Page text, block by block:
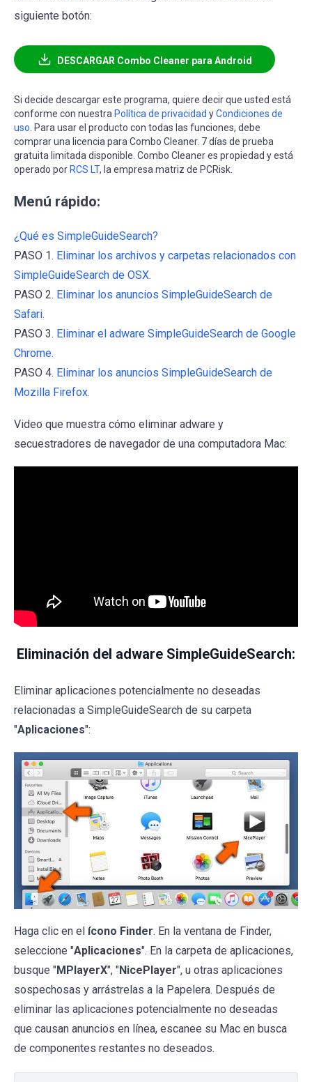
siguiente botón:
DESCARGAR Combo Cleaner para Android
Si decide descargar este programa, quiere decir que usted está
conforme con nuestra Política de privacidad yCondiciones de
uso. Para usar el producto con todas las funciones, debe
comprar una licencia para Combo Cleaner. 7 días de prueba
gratuita limitada disponible. Combo Cleaner es propiedad y está
operado por RCS LT, la empresa matriz de PCRisk.
Menú rápido:
¿Qué es SimpleGuideSearch?
PASO 1. Eliminar los archivos y carpetas relacionados con
SimpleGuideSearch de OSX.
PASO 2. Eliminar los anuncios SimpleGuideSearch de
Safari.
PASO 3. Eliminar el adware SimpleGuideSearch de Google
Chrome.
PASO 4. Eliminar los anuncios SimpleGuideSearch de
Mozilla Firefox.
Video que muestra cómo eliminar adware y
secuestradores de navegador de una computadora Mac:
Eliminación del adware SimpleGuideSearch:
Eliminar aplicaciones potencialmente no deseadas
relacionadas a SimpleGuideSearch de su carpeta
"Aplicaciones":
Haga clic en el ícono Finder. En la ventana de Finder,
seleccione "Aplicaciones". En la carpeta de aplicaciones,
busque "MPlayerX", "NicePlayer", u otras aplicaciones
sospechosas y arrástrelas a la Papelera. Después de
eliminar las aplicaciones potencialmente no deseadas
que causan anuncios en línea, escanee su Mac en busca
de componentes restantes no deseados.